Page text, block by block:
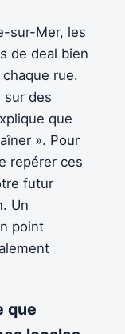
sur-Mer, les
de deal bien
rue.
sur des
que
». Pour
repérer ces
futur
Un
point
que